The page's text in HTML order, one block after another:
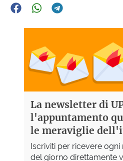
La newsletter di
l'appuntamento
le meraviglie
Iscriviti per ricevere
del giorno direttamente